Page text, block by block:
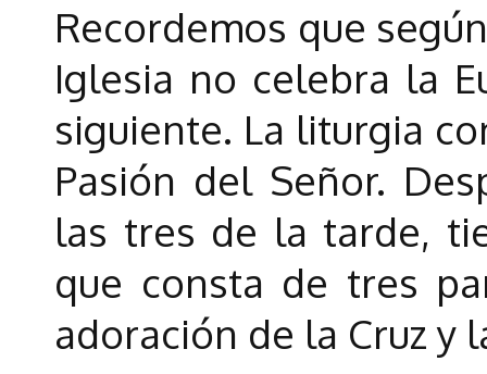
Recordemos que
Iglesia no celebra la
siguiente. La liturgia
Pasión del Señor.
las tres de la tarde,
que consta de tres
adoración de la Cruz y